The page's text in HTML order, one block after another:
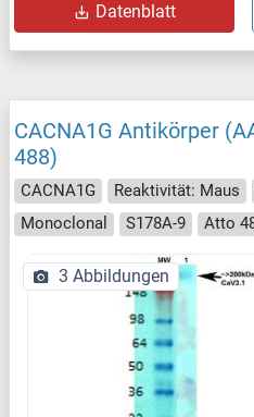
Datenblatt
CACNA1G Antikörper
488)
CACNA1G Reaktivität: Maus
Monoclonal
S178A-9 Atto
3 Abbildungen